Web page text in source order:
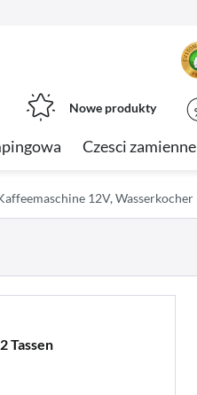
Nowe produkty
Czesci zamienne
12V, Wasserkocher
Tassen